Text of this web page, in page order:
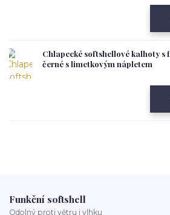
Chlapecké softshellové kalhoty s
černé s limetkovým nápletem
Funkční softshell
Odolný proti větru i vlhku